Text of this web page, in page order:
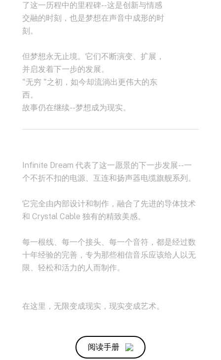
了这一历程中的里程碑--这是创新与情感
交融的时刻，也是梦想在声音中成形的时
刻。
但梦想永无止境。它们不断演变、扩展，
并启发着下一步的发展。
"无穷 "之初，如今却流淌出更伟大的东
西。
故事仍在继续--梦想成为现实。
Infinite Dream 代表了这一愿景的下一步发展--一
个不折不扣的电源、互连和扬声器电缆旗舰系列。
它完全由内部设计和制作，融合了先进的导体技术
和 Crystal Cable 独有的精致美感。
每一根线、每一个接头、每一个音符，都是经过数
十年经验的完善，专为那些相信音乐应该给人以无
限、轻松和活力的人而制作。
在这里，无限变成现实，现实变成艺术。
阅读手册